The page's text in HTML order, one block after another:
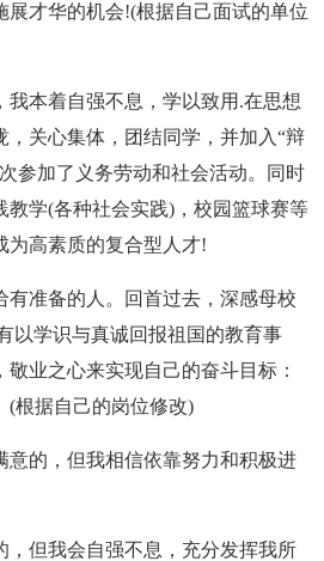
展才华的机会!(根据自己面试的单位
我本着自强不息，学以致用.在思想
，关心集体，团结同学，并加入“辩
参加了义务劳动和社会活动。同时
教学(各种社会实践)，校园篮球赛等
为高素质的复合型人才!
有准备的人。回首过去，深感母校
以学识与真诚回报祖国的教育事
业之心来实现自己的奋斗目标：
(根据自己的岗位修改)
意的，但我相信依靠努力和积极进
，但我会自强不息，充分发挥我所